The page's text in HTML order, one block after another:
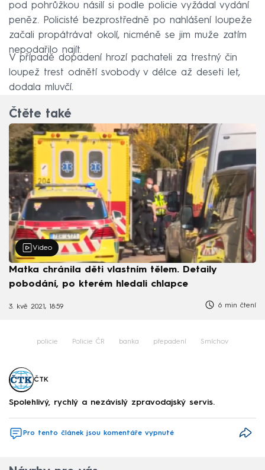
pod pohrůžkou násilí si podle policie vyžádal vydání
peněz. Policisté bezprostředně po nahlášení loupeže
začali propátrávat okolí, nicméně se jim muže zatím
nepodařilo najít.
V případě dopadení hrozí pachateli za trestný čin
loupež trest odnětí svobody v délce až deseti let,
dodala mluvčí.
Čtěte také
Video
Matka chránila děti vlastním tělem. Detaily
pobodání, po kterém hledali chlapce
3. kvě 2021, 18:59 6 min čtení
policie Policie ČR banka přepadení Smíchov
ČTK
Spolehlivý, rychlý a nezávislý zpravodajský servis.
Pro tento článek jsou komentáře vypnuté